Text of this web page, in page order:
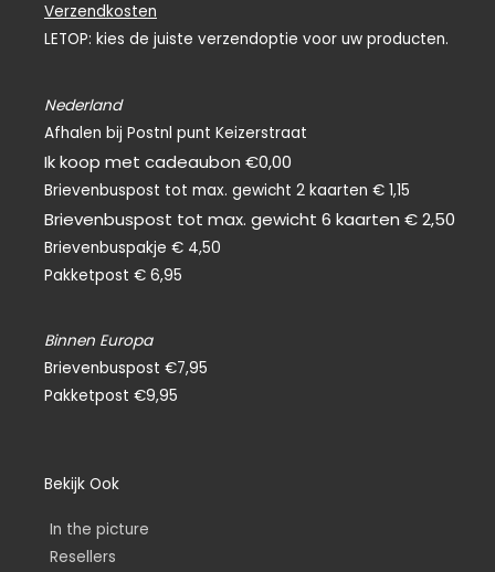
b
o
o
Verzendkosten
LETOP: kies de juiste verzendoptie voor uw producten.
Nederland
Afhalen bij Postnl punt Keizerstraat
Ik koop met cadeaubon €0,00
Brievenbuspost tot max. gewicht 2 kaarten € 1,15
Brievenbuspost tot max. gewicht 6 kaarten € 2,50
Brievenbuspakje € 4,50
Pakketpost € 6,95
Binnen Europa
Brievenbuspost €7,95
Pakketpost €9,95
Bekijk Ook
In the picture
Resellers